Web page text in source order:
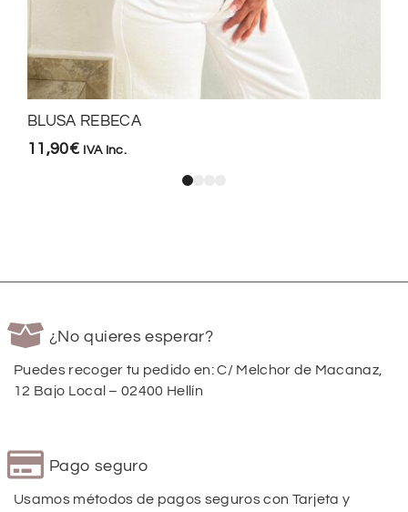
BLUSA REBECA
11,90€ IVA Inc.
¿No quieres esperar?
Puedes recoger tu pedido en: C/ Melchor de Macanaz,
12 Bajo Local – 02400 Hellín
Pago seguro
Usamos métodos de pagos seguros con Tarjeta y